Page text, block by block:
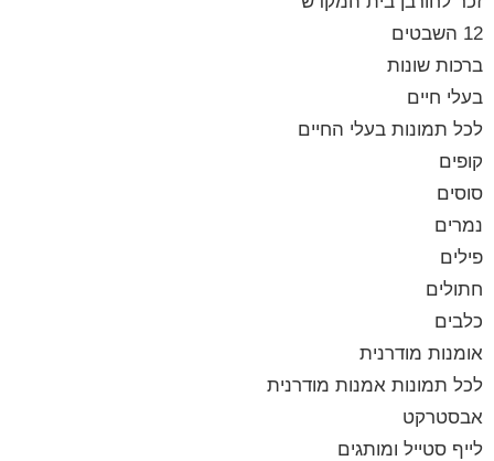
12 השבטים
ברכות שונות
בעלי חיים
לכל תמונות בעלי החיים
קופים
סוסים
נמרים
פילים
חתולים
כלבים
אומנות מודרנית
לכל תמונות אמנות מודרנית
אבסטרקט
לייף סטייל ומותגים